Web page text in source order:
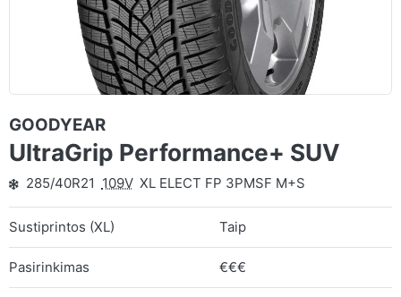
GOODYEAR
UltraGrip Performance+ SUV
285/40R21 109V XL ELECT FP 3PMSF M+S
Sustiprintos (XL) Taip
Pasirinkimas €€€